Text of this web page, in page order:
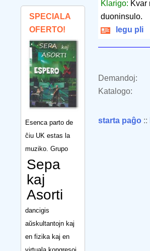
SPECIALA
OFERTO!
Esenca parto de
ĉiu UK estas la
muziko. Grupo
Sepa
kaj
Asorti
dancigis
aŭskultantojn kaj
en fizika kaj en
Klarigo: Kvar
duoninsulo.
legu pli
Demandoj:
Katalogo:
starta paĝo ::